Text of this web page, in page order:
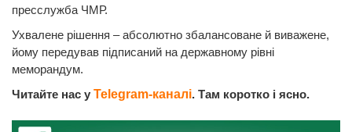
пресслужба ЧМР.
Ухвалене рішення – абсолютно збалансоване й виважене,
йому передував підписаний на державному рівні
меморандум.
Читайте нас у Telegram-каналі. Там коротко і ясно.